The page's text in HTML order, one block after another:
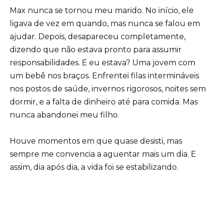
Max nunca se tornou meu marido. No início, ele
ligava de vez em quando, mas nunca se falou em
ajudar. Depois, desapareceu completamente,
dizendo que não estava pronto para assumir
responsabilidades. E eu estava? Uma jovem com
um bebê nos braços. Enfrentei filas intermináveis
nos postos de saúde, invernos rigorosos, noites sem
dormir, e a falta de dinheiro até para comida. Mas
nunca abandonei meu filho.
Houve momentos em que quase desisti, mas
sempre me convencia a aguentar mais um dia. E
assim, dia após dia, a vida foi se estabilizando.